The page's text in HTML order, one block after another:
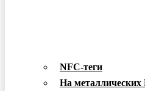
NFC-теги
На